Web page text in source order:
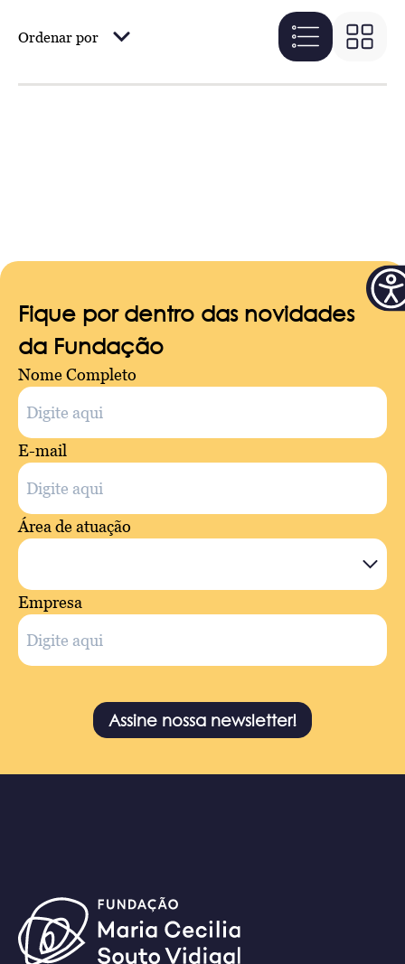
Ordenar por
Fique por dentro das novidades
da Fundação
Nome Completo
E-mail
Área de atuação
Empresa
Assine nossa newsletter!